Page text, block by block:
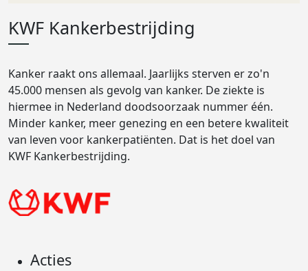
KWF Kankerbestrijding
Kanker raakt ons allemaal. Jaarlijks sterven er zo'n
45.000 mensen als gevolg van kanker. De ziekte is
hiermee in Nederland doodsoorzaak nummer één.
Minder kanker, meer genezing en een betere kwaliteit
van leven voor kankerpatiënten. Dat is het doel van
KWF Kankerbestrijding.
Acties